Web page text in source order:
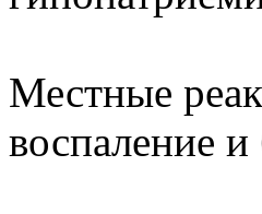
Местные
воспаление и